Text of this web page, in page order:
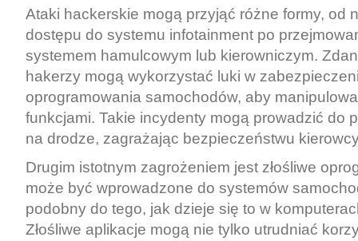
Ataki hackerskie mogą przyjąć różne formy, od
dostępu do systemu infotainment po
systemem hamulcowym lub kierowniczym.
hakerzy mogą wykorzystać luki w
oprogramowania samochodów, aby
funkcjami. Takie incydenty mogą prowadzić do
na drodze, zagrażając bezpieczeństwu
Drugim istotnym zagrożeniem jest złośliwe
może być wprowadzone do systemów
podobny do tego, jak dzieje się to w
Złośliwe aplikacje mogą nie tylko utrudniać